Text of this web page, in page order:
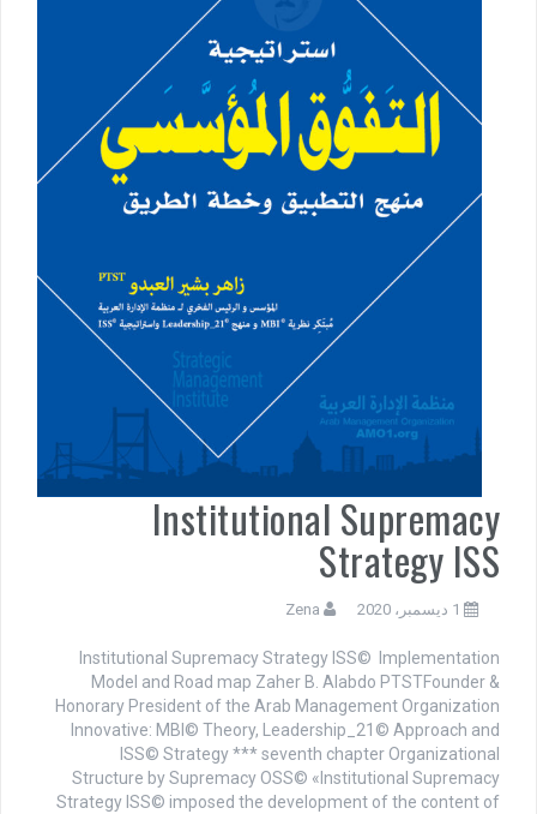
Institutional Supremacy
Strategy ISS
1 ديسمبر، 2020 Zena
Institutional Supremacy Strategy ISS© Implementation
Model and Road map Zaher B. Alabdo PTSTFounder &
Honorary President of the Arab Management Organization
Innovative: MBI© Theory, Leadership_21© Approach and
ISS© Strategy *** seventh chapter Organizational
Structure by Supremacy OSS© «Institutional Supremacy
Strategy ISS© imposed the development of the content of